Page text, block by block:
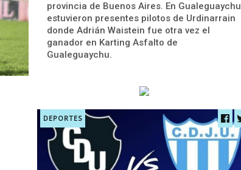
provincia de Buenos Aires. En Gualeguaychu
estuvieron presentes pilotos de Urdinarrain
donde Adrián Waistein fue otra vez el
ganador en Karting Asfalto de
Gualeguaychu.
DEPORTES